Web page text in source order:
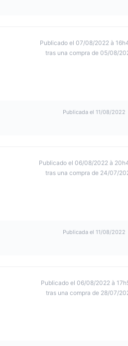
Publicado el 07/08/2022 à
tras una compra de 05/08/
Publicada el 11/08/2022
Publicado el 06/08/2022 à
tras una compra de 24/07/
Publicada el 11/08/2022
Publicado el 06/08/2022 à
tras una compra de 28/07/